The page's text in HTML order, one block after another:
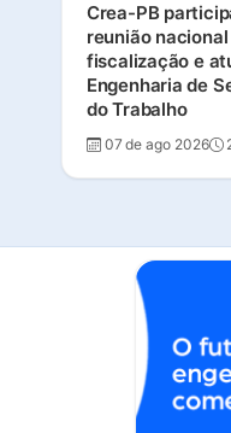
Crea-PB
reunião
fiscalização e
Engenharia de
do Trabalho
07 de ago 2026